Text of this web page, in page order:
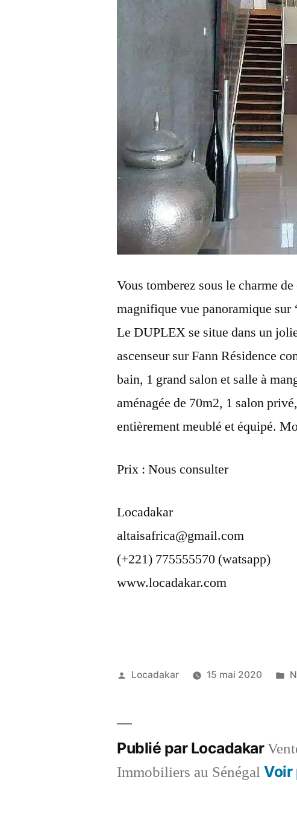
Vous tomberez sous le charme
magnifique vue panoramique sur
Le DUPLEX se situe dans un
ascenseur sur Fann Résidence
bain, 1 grand salon et salle à
aménagée de 70m2, 1 salon
entièrement meublé et équipé.
Prix : Nous consulter
Locadakar
altaisafrica@gmail.com
(+221) 775555570 (watsapp)
www.locadakar.com
Publié
Locadakar 15 mai 2020
Publié par Locadakar
Immobiliers au SénégalVoir